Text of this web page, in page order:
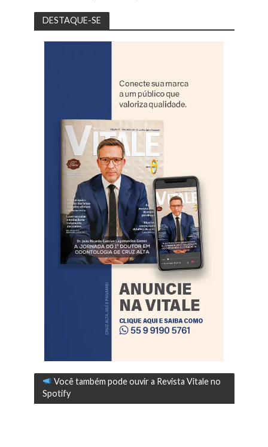
DESTAQUE-SE
Você também pode ouvir a Revista Vitale no
Spotify